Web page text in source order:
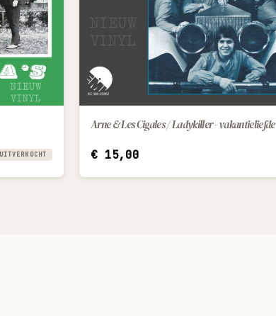
UITVERKOCHT
IN WINKELWAGEN
Arne & Les Cigales / Ladykiller - vakantieliefde
€15,00